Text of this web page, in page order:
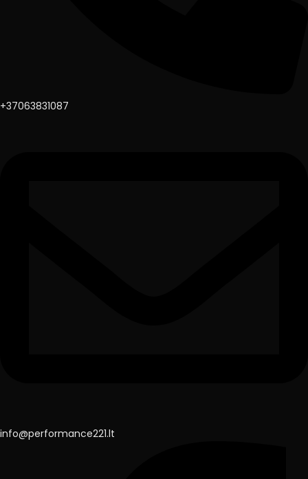
+37063831087
info@performance221.lt